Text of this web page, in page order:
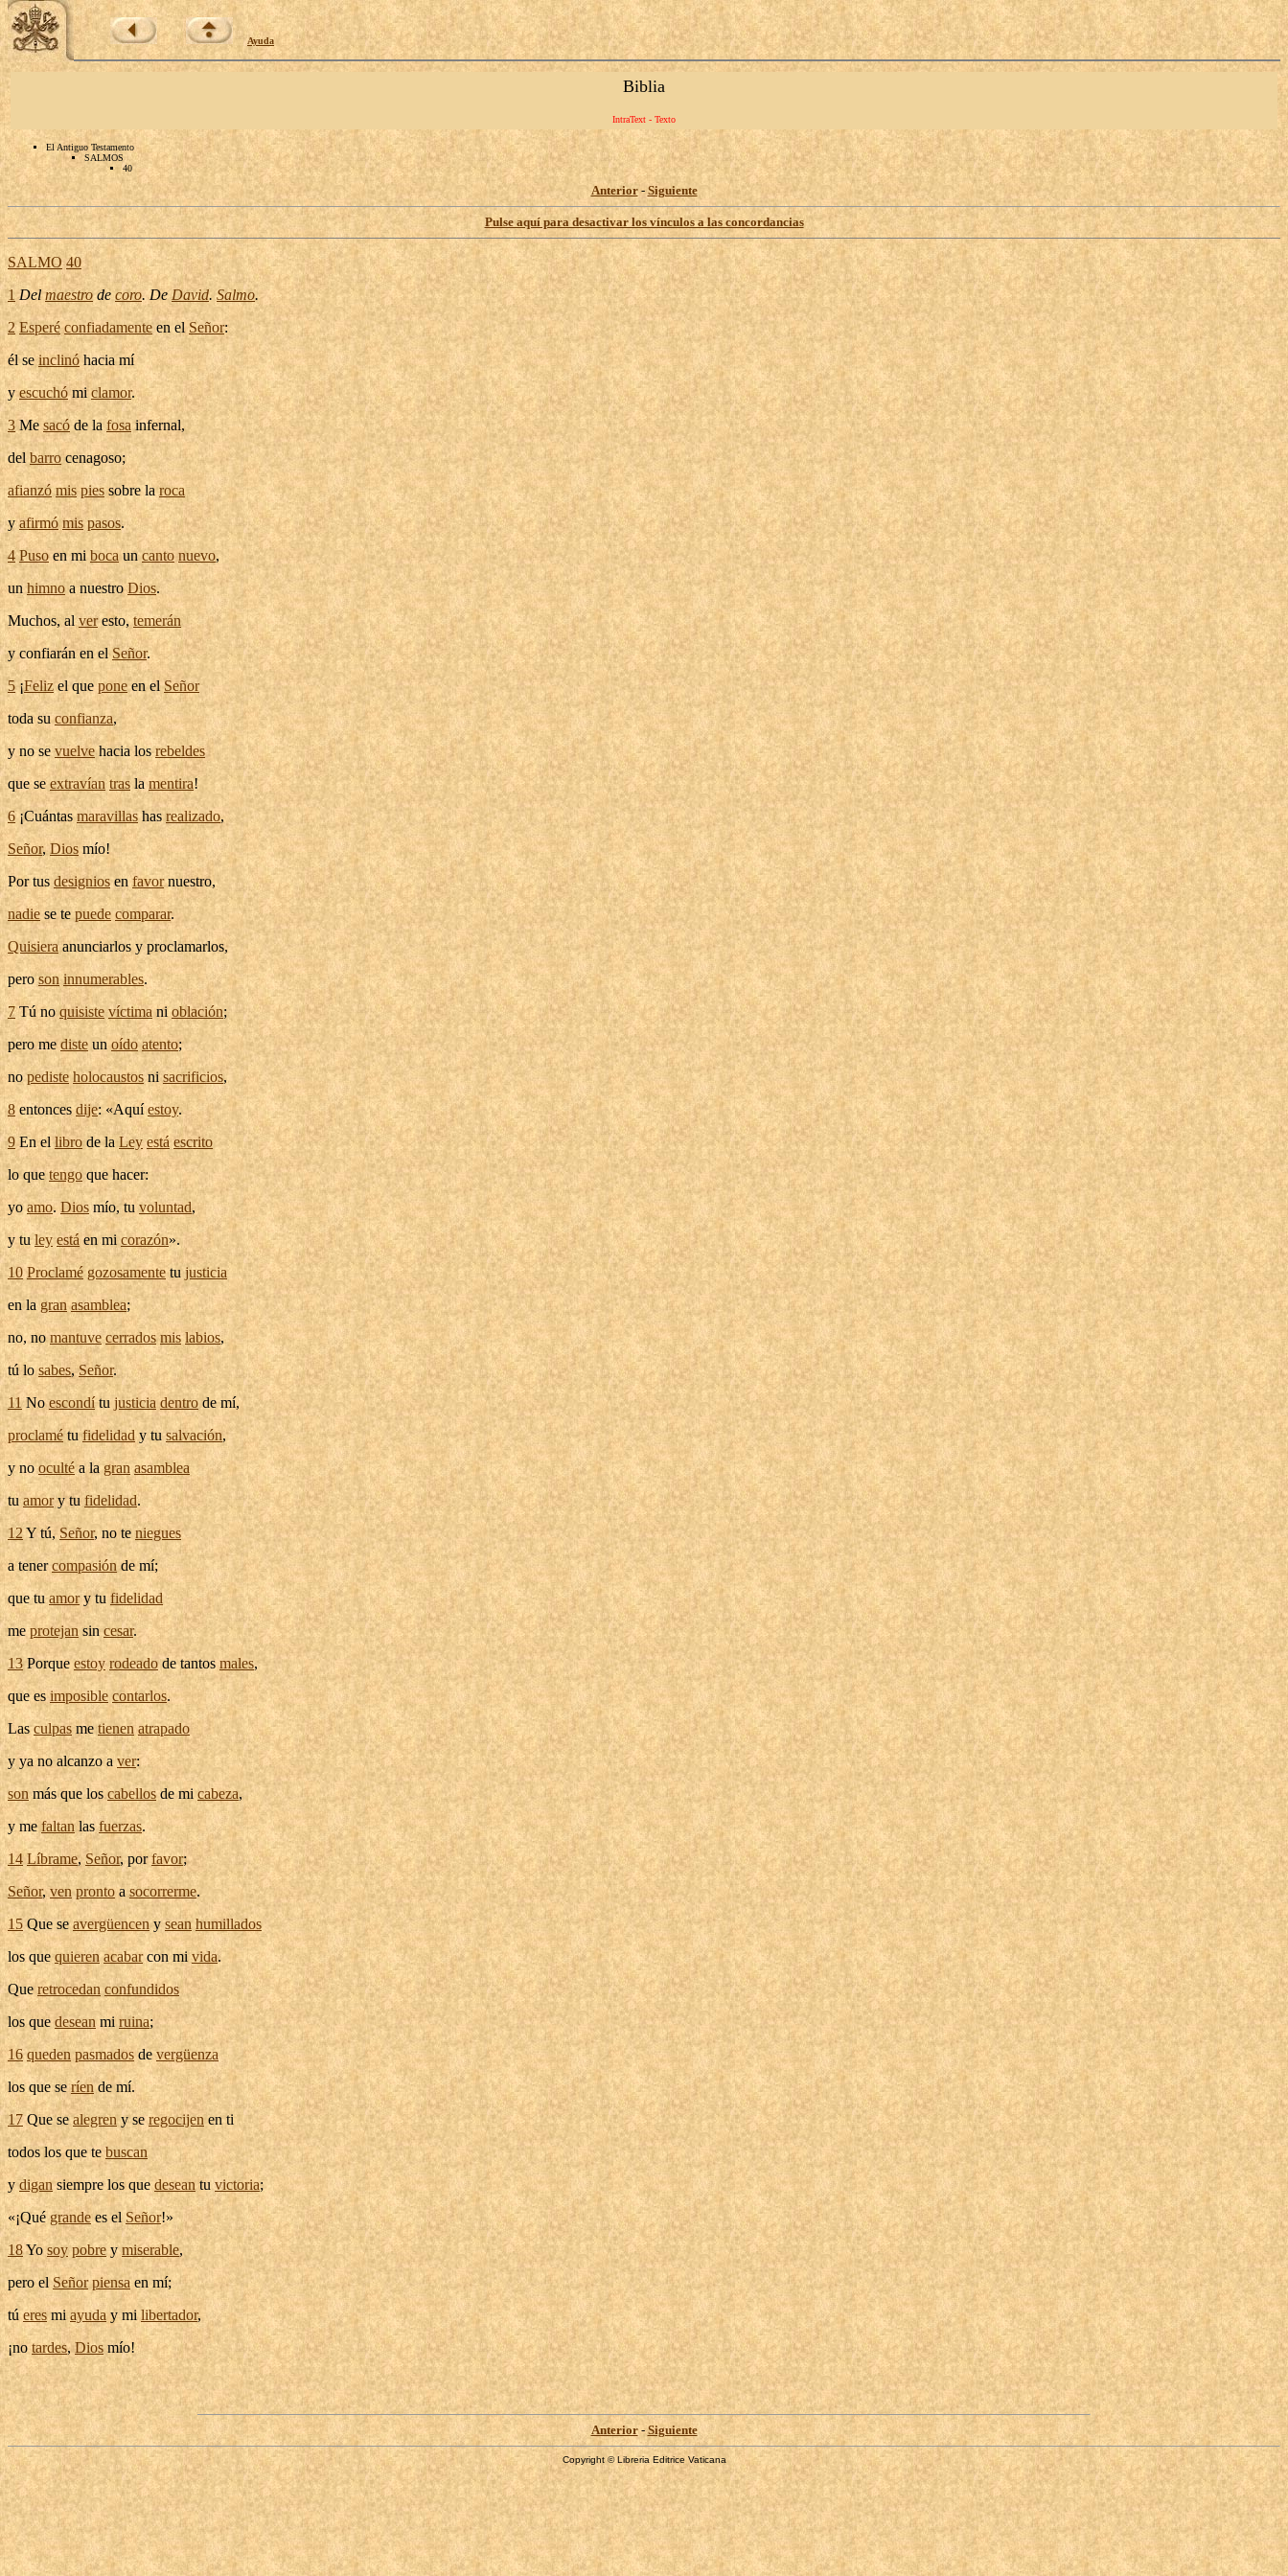
Ayuda
Biblia
IntraText - Texto
El Antiguo Testamento
SALMOS
40
Anterior- Siguiente
Pulse aquí para desactivar los vínculos a las concordancias
SALMO 40
1 Delmaestrode coro.De David.Salmo.
2 Esperé confiadamenteen el Señor:
él se inclinó hacia mí
yescuchó miclamor.
3Mesacó de la fosa infernal,
del barro cenagoso;
afianzó mis piessobre laroca
yafirmó mis pasos.
4 Pusoen mi boca uncanto nuevo,
unhimno a nuestroDios.
Muchos, alveresto, temerán
y confiaránen elSeñor.
5 ¡Felizel que poneen elSeñor
toda suconfianza,
y no sevuelvehacia losrebeldes
que se extravían traslamentira!
6¡Cuántas maravillas has realizado,
Señor,Dios mío!
Por tus designiosenfavornuestro,
nadie se te puede comparar.
Quisiera anunciarlos yproclamarlos,
peroson innumerables.
7Tú noquisiste víctimani oblación;
pero me diste un oído atento;
nopediste holocaustos ni sacrificios,
8 entonces dije: «Aquíestoy.
9En ellibro de la Ley está escrito
lo quetengo que hacer:
yo amo. Dios mío, tuvoluntad,
y tuley está en mi corazón».
10 Proclamé gozosamentetu justicia
en la gran asamblea;
no, nomantuve cerrados mis labios,
tú losabes,Señor.
11Noescondí tu justicia dentro de mí,
proclamé tufidelidad y tusalvación,
y noocultéa lagran asamblea
tu amory tu fidelidad.
12 Y tú,Señor, no te niegues
a tenercompasión de mí;
que tuamory tu fidelidad
me protejan sincesar.
13 Porqueestoy rodeadode tantos males,
que es imposible contarlos.
Lasculpas metienen atrapado
y ya no alcanzo a ver:
son más que loscabellosde mi cabeza,
y me faltan lasfuerzas.
14 Líbrame, Señor, porfavor;
Señor,ven prontoa socorrerme.
15Que seavergüenceny sean humillados
los quequieren acabarcon mi vida.
Que retrocedan confundidos
los que desean mi ruina;
16 queden pasmados de vergüenza
los que seríende mí.
17Que sealegreny seregocijen en ti
todos los que te buscan
y digansiempre los que desean tu victoria;
«¡Quégrande es el Señor!»
18Yo soy pobre ymiserable,
pero el Señor piensaen mí;
túeresmiayuday milibertador,
¡no tardes,Dios mío!
Anterior- Siguiente
Copyright © Libreria Editrice Vaticana